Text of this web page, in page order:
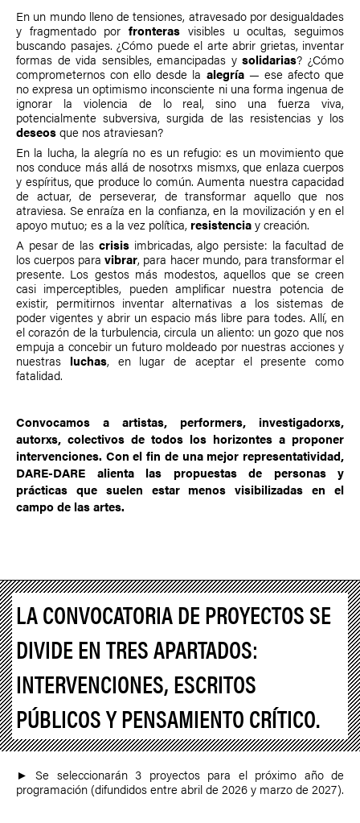
En un mundo lleno de tensiones, atravesado por desigualdades
y fragmentado porfronteras visibles u ocultas, seguimos
buscando pasajes. ¿Cómo puede el arte abrir grietas, inventar
formas de vida sensibles, emancipadas ysolidarias? ¿Cómo
comprometernos con ello desde la alegría— ese afecto que
no expresa un optimismo inconsciente ni una forma ingenua de
ignorar la violencia de lo real, sino una fuerza viva,
potencialmente subversiva, surgida de las resistencias y los
deseosque nos atraviesan?
En la lucha, la alegría no es un refugio: es un movimiento que
nos conduce más allá de nosotrxs mismxs, que enlaza cuerpos
y espíritus, que produce lo común. Aumenta nuestra capacidad
de actuar, de perseverar, de transformar aquello que nos
atraviesa. Se enraíza en la confianza, en la movilización y en el
apoyo mutuo; es a la vez política, resistenciay creación.
A pesar de las crisis imbricadas, algo persiste: la facultad de
los cuerpos paravibrar, para hacer mundo, para transformar el
presente. Los gestos más modestos, aquellos que se creen
casi imperceptibles, pueden amplificar nuestra potencia de
existir, permitirnos inventar alternativas a los sistemas de
poder vigentes y abrir un espacio más libre para todes. Allí, en
el corazón de la turbulencia, circula un aliento: un gozo que nos
empuja a concebir un futuro moldeado por nuestras acciones y
nuestras luchas, en lugar de aceptar el presente como
fatalidad.
Convocamos a artistas, performers, investigadorxs,
autorxs, colectivos de todos los horizontes a proponer
intervenciones. Con el fin de una mejor representatividad,
DARE-DARE alienta las propuestas de personas y
prácticas que suelen estar menos visibilizadas en el
campo de las artes.
LA CONVOCATORIA DE PROYECTOS SE
DIVIDE EN TRES APARTADOS:
INTERVENCIONES, ESCRITOS
PÚBLICOS Y PENSAMIENTO CRÍTICO.
► Se seleccionarán 3 proyectos para el próximo año de
programación (difundidos entre abril de 2026 y marzo de 2027).